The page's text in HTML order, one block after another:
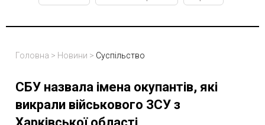
Головна > Новини > Суспільство
СБУ назвала імена окупантів, які
викрали військового ЗСУ з